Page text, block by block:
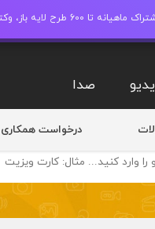
لایه باز، وکتور، عکس، فایل های ویدیو وصدا دانلود کنید.
صدا
درخواست همکاری